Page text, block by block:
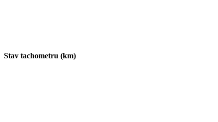
Stav tachometru (km)